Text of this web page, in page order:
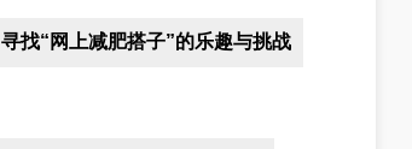
寻找“网上减肥搭子”的乐趣与挑战